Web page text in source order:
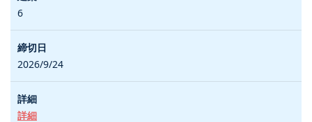
6
2026/9/24
詳細